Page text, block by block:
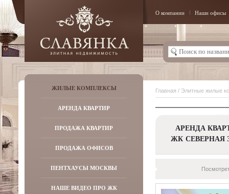
О компании Наши офисы
ЖИЛЫЕ КОМПЛЕКСЫ
АРЕНДА КВАРТИР
ПРОДАЖА КВАРТИР
ПРОДАЖА ОФИСОВ
ПЕНТХАУСЫ МОСКВЫ
НАШЕ ВИДЕО ПРО ЖК
Главная / Элитные жилые
АРЕНДА
ЖК СЕВЕРНАЯ